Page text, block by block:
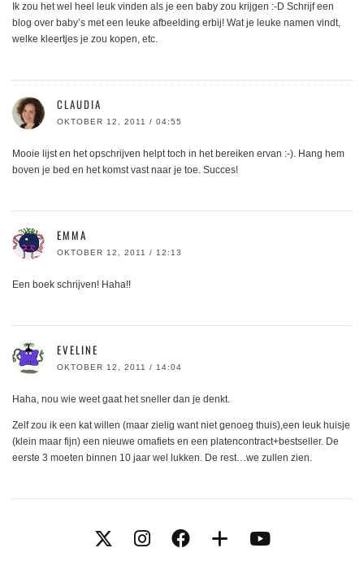
Ik zou het wel heel leuk vinden als je een baby zou krijgen :-D Schrijf een
blog over baby’s met een leuke afbeelding erbij! Wat je leuke namen vindt,
welke kleertjes je zou kopen, etc.
CLAUDIA
OKTOBER 12, 2011 / 04:55
Mooie lijst en het opschrijven helpt toch in het bereiken ervan :-). Hang hem
boven je bed en het komst vast naar je toe. Succes!
EMMA
OKTOBER 12, 2011 / 12:13
Een boek schrijven! Haha!!
EVELINE
OKTOBER 12, 2011 / 14:04
Haha, nou wie weet gaat het sneller dan je denkt.
Zelf zou ik een kat willen (maar zielig want niet genoeg thuis),een leuk huisje
(klein maar fijn) een nieuwe omafiets en een platencontract+bestseller. De
eerste 3 moeten binnen 10 jaar wel lukken. De rest…we zullen zien.